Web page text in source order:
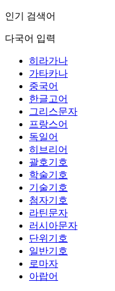
인기 검색어
다국어 입력
히라가나
가타카나
중국어
한글고어
그리스문자
프랑스어
독일어
히브리어
괄호기호
학술기호
기술기호
첨자기호
라틴문자
러시아문자
단위기호
일반기호
로마자
아랍어